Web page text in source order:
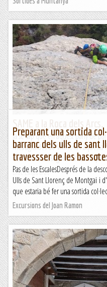
Ja se sap que en aquest pany de
més agraïdes de Vilanova i aquesta
trams verticals seguits del
Bloc Empotrat
Preparant una sortida
barranc dels ulls de sant
travessser de les
Pas de les EscalesDesprés de la
Ulls de Sant Llorenç de Montgai i
que estaria bé fer una sortida
Excursions del Joan Ramon